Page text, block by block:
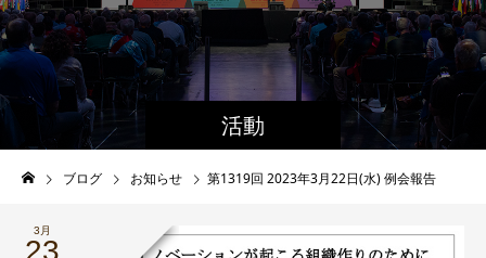
活動
ブログ お知らせ 第1319回 2023年3月22日(水) 例会報告
3月
23